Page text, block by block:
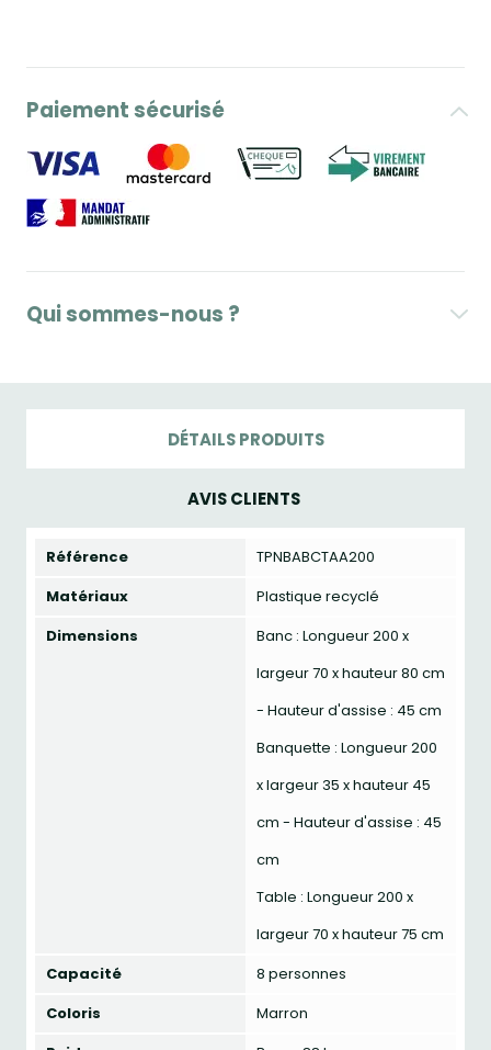
Paiement sécurisé
Qui sommes-nous ?
DÉTAILS PRODUITS
AVIS CLIENTS
Référence
TPNBABCTAA200
Matériaux
Plastique recyclé
Dimensions
Banc : Longueur 200 x
largeur 70 x hauteur 80 cm
- Hauteur d'assise : 45 cm
Banquette : Longueur 200
x largeur 35 x hauteur 45
cm - Hauteur d'assise : 45
cm
Table : Longueur 200 x
largeur 70 x hauteur 75 cm
Capacité
8 personnes
Coloris
Marron